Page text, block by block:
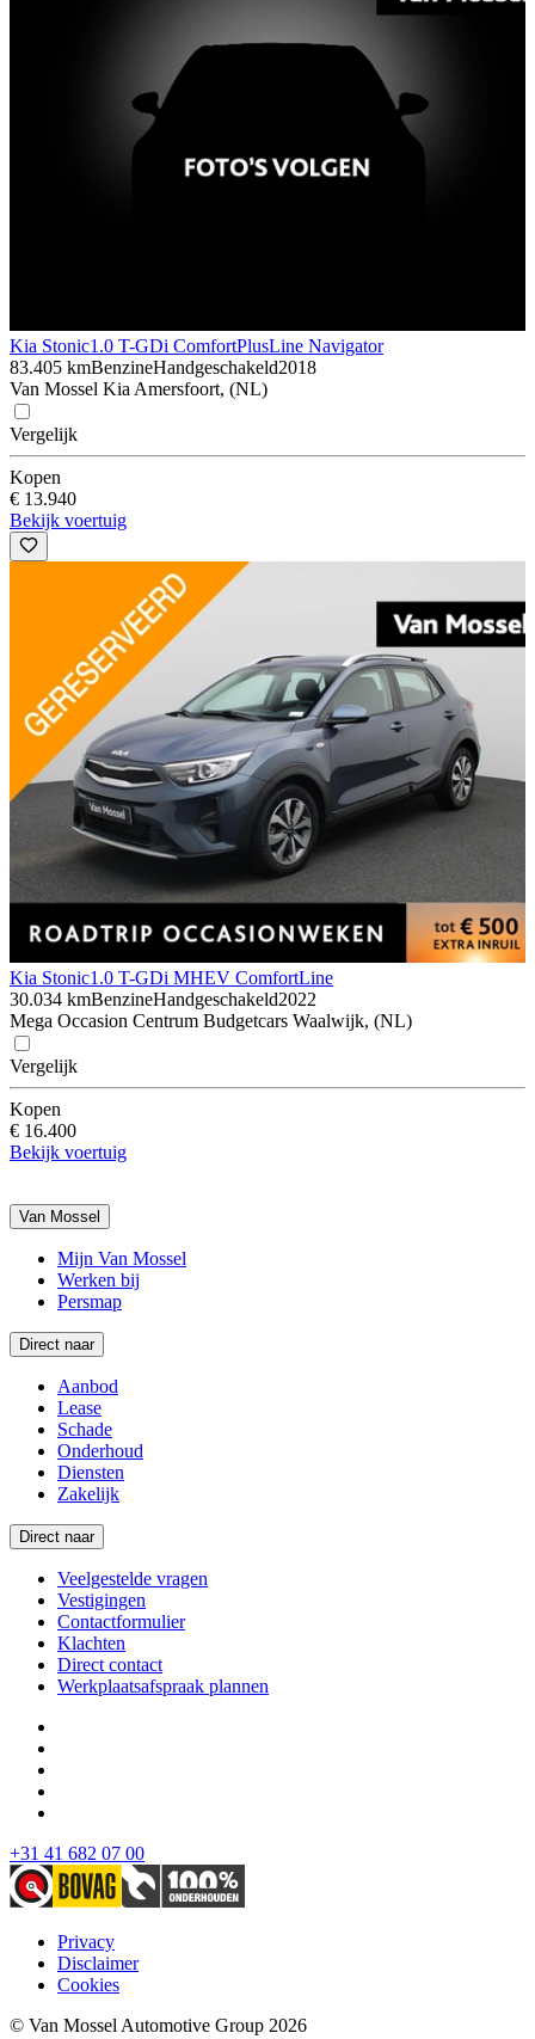
Kia Stonic1.0 T-GDi ComfortPlusLine Navigator
83.405 kmBenzineHandgeschakeld2018
Van Mossel Kia Amersfoort, (NL)
Vergelijk
Kopen
€ 13.940
Bekijk voertuig
Kia Stonic1.0 T-GDi MHEV ComfortLine
30.034 kmBenzineHandgeschakeld2022
Mega Occasion Centrum Budgetcars Waalwijk, (NL)
Vergelijk
Kopen
€ 16.400
Bekijk voertuig
Van Mossel
Mijn Van Mossel
Werken bij
Persmap
Direct naar
Aanbod
Lease
Schade
Onderhoud
Diensten
Zakelijk
Direct naar
Veelgestelde vragen
Vestigingen
Contactformulier
Klachten
Direct contact
Werkplaatsafspraak plannen
+31 41 682 07 00
Privacy
Disclaimer
Cookies
© Van Mossel Automotive Group 2026